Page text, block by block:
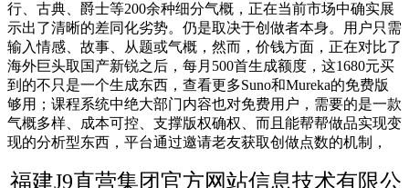
行、古典、爵士等200余种细分气概，正在当前市场中确实展
示出了清晰的差同化劣势。仍是取决于创做者本身。用户只需
输入情感、故事、从题或气概，然而，价钱方面，正在对比了
海外巨头取国产新锐之后，每月500首生成额度，这1680元买
到的不只是一个生成东西，查看更多Suno和Mureka的免费版
够用；课程系统中绝大部门内容也对免费用户，需要的是一款
气概多样、成本可控、支撑版权确权、而且能帮帮做品实现变
现的分析型东西，平台通过邀请老友获取创做点数的机制，
福建J9直营集团官方网站信息技术有限公